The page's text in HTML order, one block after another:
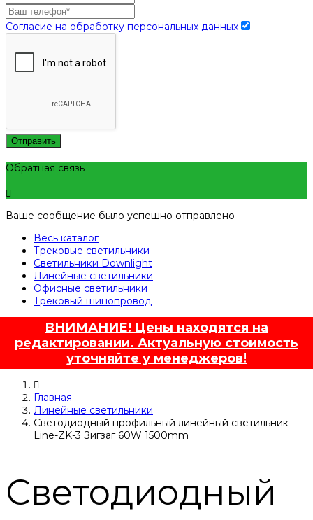
Согласие на обработку персональных данных
Отправить
Обратная связь
Ваше сообщение было успешно отправлено
Весь каталог
Трековые светильники
Светильники Downlight
Линейные светильники
Офисные светильники
Трековый шинопровод
ВНИМАНИЕ! Цены находятся на
редактировании. Актуальную стоимость
уточняйте у менеджеров!
Главная
Линейные светильники
Светодиодный профильный линейный светильник
Line-ZK-3 Зигзаг 60W 1500mm
Светодиодный